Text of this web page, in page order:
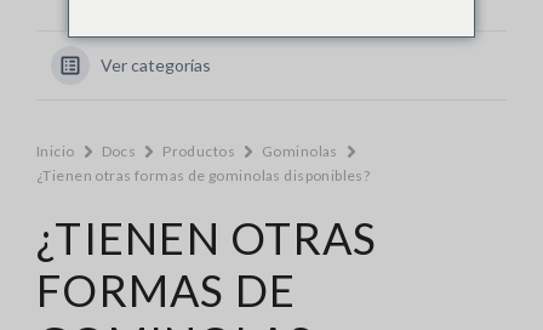
Ver categorías
Inicio Docs Productos
Gominolas
¿Tienen otras formas de gominolas disponibles?
¿TIENEN OTRAS
FORMAS DE